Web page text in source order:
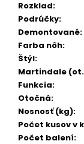
Rozklad:
Podrúčky:
Demontované:
Farba nôh:
Štýl:
Martindale
Funkcia:
Otočná:
Nosnosť (kg):
Počet kusov v
Počet balení: